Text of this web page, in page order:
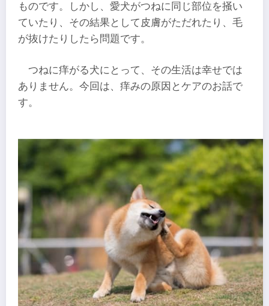
ものです。しかし、愛犬がつねに同じ部位を掻い
ていたり、その結果として皮膚がただれたり、毛
が抜けたりしたら問題です。
つねに痒がる犬にとって、その生活は幸せでは
ありません。今回は、痒みの原因とケアのお話で
す。